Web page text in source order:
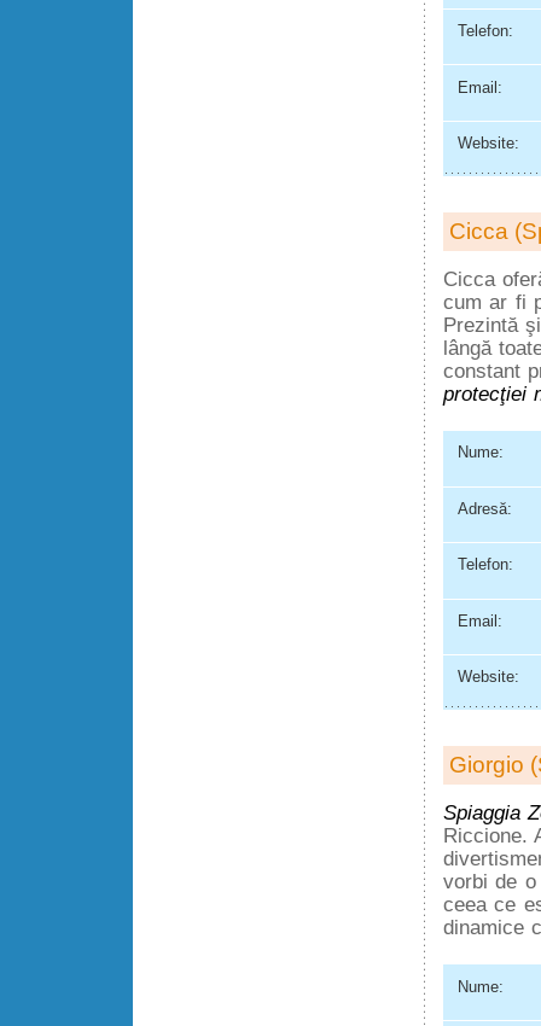
Telefon:
Email:
Website:
Cicca
Cicca
cum ar fi
Prezintă
lângă
constant
protecţiei
Nume:
Adresă:
Telefon:
Email:
Website:
Giorgio
Spiaggia
Riccione.
vorbi de
ceea ce
dinamice
Nume: